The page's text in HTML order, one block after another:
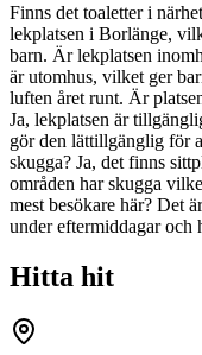
Finns det toaletter i
lekplatsen i Borlänge,
barn. Är lekplatsen
är utomhus, vilket ger
luften året runt. Är
Ja, lekplatsen är
gör den lättillgänglig för
skugga? Ja, det finns
områden har skugga
mest besökare här? Det
under eftermiddagar och
Hitta hit